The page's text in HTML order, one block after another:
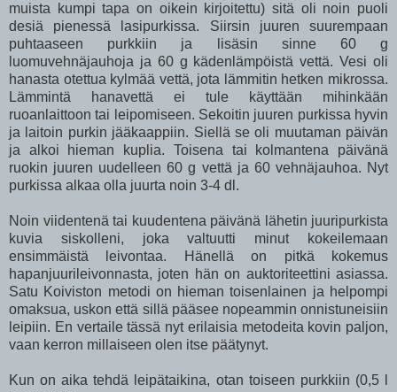
muista kumpi tapa on oikein kirjoitettu) sitä oli noin puoli
desiä pienessä lasipurkissa. Siirsin juuren suurempaan
puhtaaseen purkkiin ja lisäsin sinne 60 g
luomuvehnäjauhoja ja 60 g kädenlämpöistä vettä. Vesi oli
hanasta otettua kylmää vettä, jota lämmitin hetken mikrossa.
Lämmintä hanavettä ei tule käyttään mihinkään
ruoanlaittoon tai leipomiseen. Sekoitin juuren purkissa hyvin
ja laitoin purkin jääkaappiin. Siellä se oli muutaman päivän
ja alkoi hieman kuplia. Toisena tai kolmantena päivänä
ruokin juuren uudelleen 60 g vettä ja 60 vehnäjauhoa. Nyt
purkissa alkaa olla juurta noin 3-4 dl.
Noin viidentenä tai kuudentena päivänä lähetin juuripurkista
kuvia siskolleni, joka valtuutti minut kokeilemaan
ensimmäistä leivontaa. Hänellä on pitkä kokemus
hapanjuurileivonnasta, joten hän on auktoriteettini asiassa.
Satu Koiviston metodi on hieman toisenlainen ja helpompi
omaksua, uskon että sillä pääsee nopeammin onnistuneisiin
leipiin. En vertaile tässä nyt erilaisia metodeita kovin paljon,
vaan kerron millaiseen olen itse päätynyt.
Kun on aika tehdä leipätaikina, otan toiseen purkkiin (0,5 l